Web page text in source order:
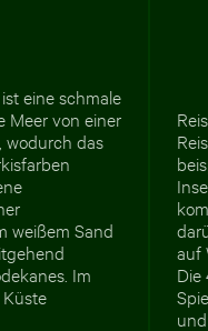
eine schmale
Meer von einer
wodurch das
weißem Sand
Im
auf
Die